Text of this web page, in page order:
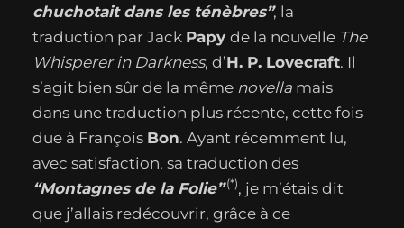
chuchotait dans les ténèbres”, la
traduction par Jack Papy de la nouvelle The
Whisperer in Darkness, d’H. P. Lovecraft. Il
s’agit bien sûr de la même novella mais
dans une traduction plus récente, cette fois
due à François Bon. Ayant récemment lu,
avec satisfaction, sa traduction des
“Montagnes de la Folie”(*), je m’étais dit
que j’allais redécouvrir, grâce à ce